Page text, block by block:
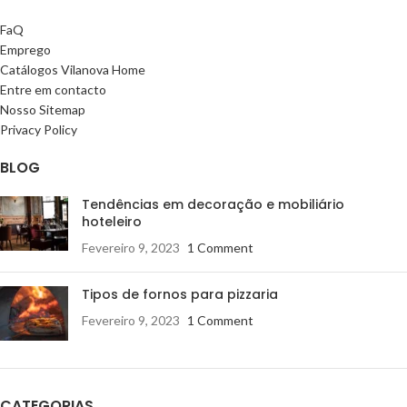
FaQ
Emprego
Catálogos Vilanova Home
Entre em contacto
Nosso Sitemap
Privacy Policy
BLOG
Tendências em decoração e mobiliário
hoteleiro
Fevereiro 9, 2023 1 Comment
Tipos de fornos para pizzaria
Fevereiro 9, 2023 1 Comment